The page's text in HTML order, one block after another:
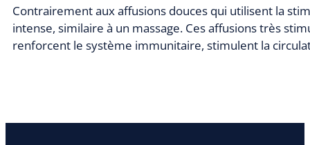
Contrairement aux affusions douces qui utilisent la
intense, similaire à un massage. Ces affusions très
renforcent le système immunitaire, stimulent la